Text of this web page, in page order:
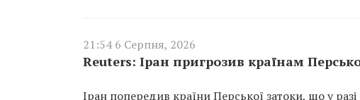
21:54 6 Серпня, 2026
Reuters: Іран пригрозив країнам
Іран попередив країни Перської затоки, що у